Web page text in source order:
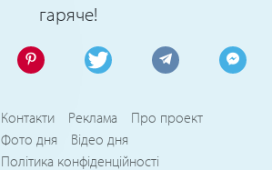
гаряче!
Контакти Реклама
Про проект
Фото дня
Відео дня
Політика конфіденційності